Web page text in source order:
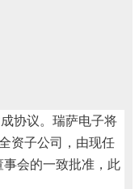
协议。瑞萨电子将
资子公司，由现任
会的一致批准，此